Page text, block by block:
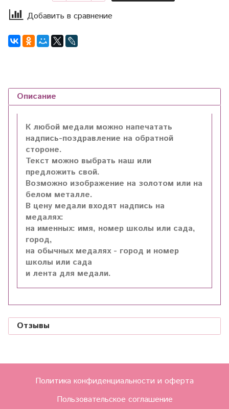
Добавить в сравнение
Описание
К любой медали можно напечатать
надпись-поздравление на обратной
стороне.
Текст можно выбрать наш или
предложить свой.
Возможно изображение на золотом или на
белом металле.
В цену медали входят надпись на
медалях:
на именных: имя, номер школы или сада,
город,
на обычных медалях - город и номер
школы или сада
и лента для медали.
Отзывы
Политика конфиденциальности и оферта
Пользовательское соглашение